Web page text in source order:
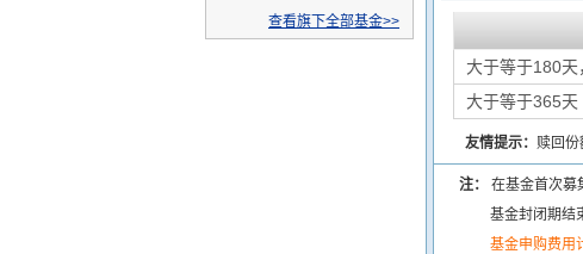
查看旗下全部基金>>
大于等于180天
大于等于365天
友情提示： 赎回份
注： 在基金首次募
基金封闭期结
基金申购费用